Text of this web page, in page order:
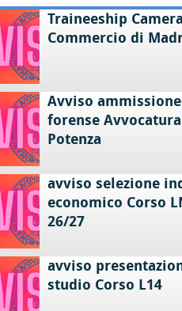
Traineeship
Commercio di
Avviso
forense
Potenza
avviso selezione
economico Corso
26/27
avviso
studio Corso L14